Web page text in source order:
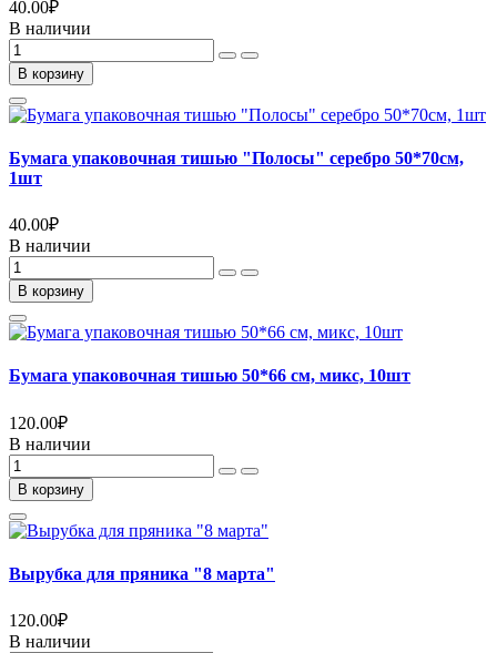
40.00₽
В наличии
В корзину
Бумага упаковочная тишью "Полосы" серебро 50*70см,
1шт
40.00₽
В наличии
В корзину
Бумага упаковочная тишью 50*66 см, микс, 10шт
120.00₽
В наличии
В корзину
Вырубка для пряника "8 марта"
120.00₽
В наличии